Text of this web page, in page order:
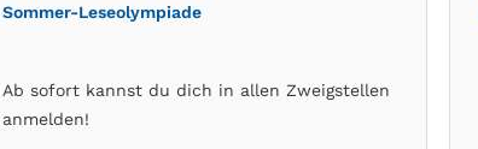
Sommer-Leseolympiade
Ab sofort kannst du dich in allen Zweigstellen
anmelden!